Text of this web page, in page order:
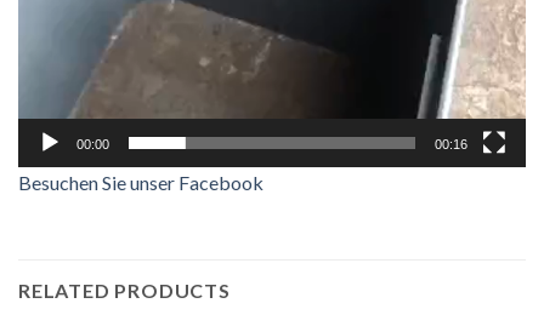
00:00 00:16
Besuchen Sie unser Facebook
RELATED PRODUCTS